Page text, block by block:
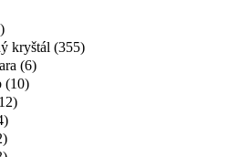
kryštál (355)
(6)
(10)